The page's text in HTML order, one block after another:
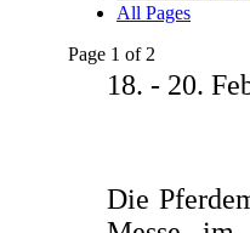
All Pages
Page 1 of 2
18. - 20.
Die